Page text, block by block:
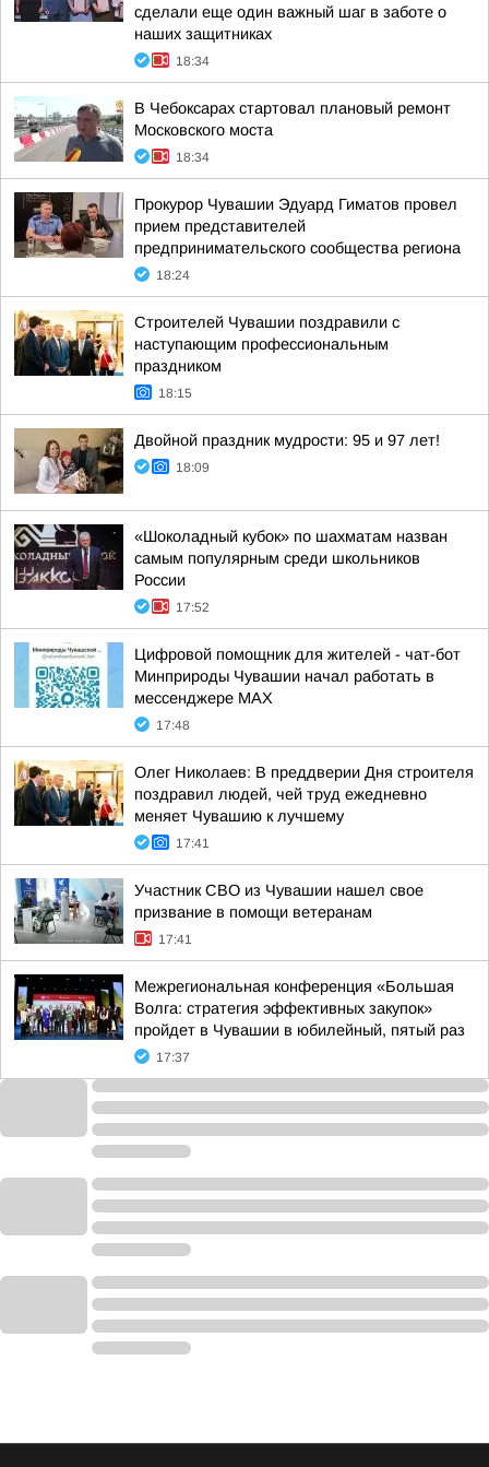
сделали еще один важный шаг в заботе о
наших защитниках
18:34
В Чебоксарах стартовал плановый ремонт
Московского моста
18:34
Прокурор Чувашии Эдуард Гиматов провел
прием представителей
предпринимательского сообщества региона
18:24
Строителей Чувашии поздравили с
наступающим профессиональным
праздником
18:15
Двойной праздник мудрости: 95 и 97 лет!
18:09
«Шоколадный кубок» по шахматам назван
самым популярным среди школьников
России
17:52
Цифровой помощник для жителей - чат-бот
Минприроды Чувашии начал работать в
мессенджере МАХ
17:48
Олег Николаев: В преддверии Дня строителя
поздравил людей, чей труд ежедневно
меняет Чувашию к лучшему
17:41
Участник СВО из Чувашии нашел свое
призвание в помощи ветеранам
17:41
Межрегиональная конференция «Большая
Волга: стратегия эффективных закупок»
пройдет в Чувашии в юбилейный, пятый раз
17:37